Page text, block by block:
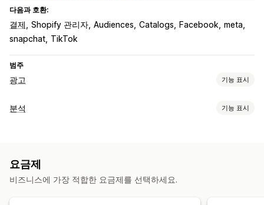
다음과 호환:
결제 Shopify 관리자 Audiences Catalogs Facebook meta
snapchat TikTok
범주
광고 기능 표시
타게팅
캠페인 관리
분석 기능 표시
고객 평생 가치(LTV)
요금제
비즈니스에 가장 적합한 요금제를 선택하세요.